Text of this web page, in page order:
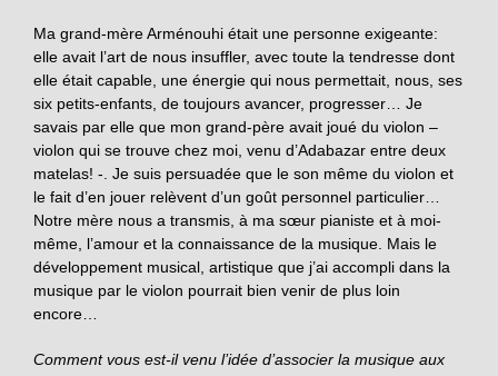
Ma grand-mère Arménouhi était une personne exigeante:
elle avait l’art de nous insuffler, avec toute la tendresse dont
elle était capable, une énergie qui nous permettait, nous, ses
six petits-enfants, de toujours avancer, progresser… Je
savais par elle que mon grand-père avait joué du violon –
violon qui se trouve chez moi, venu d’Adabazar entre deux
matelas! -. Je suis persuadée que le son même du violon et
le fait d’en jouer relèvent d’un goût personnel particulier…
Notre mère nous a transmis, à ma sœur pianiste et à moi-
même, l’amour et la connaissance de la musique. Mais le
développement musical, artistique que j’ai accompli dans la
musique par le violon pourrait bien venir de plus loin
encore…
Comment vous est-il venu l’idée d’associer la musique aux